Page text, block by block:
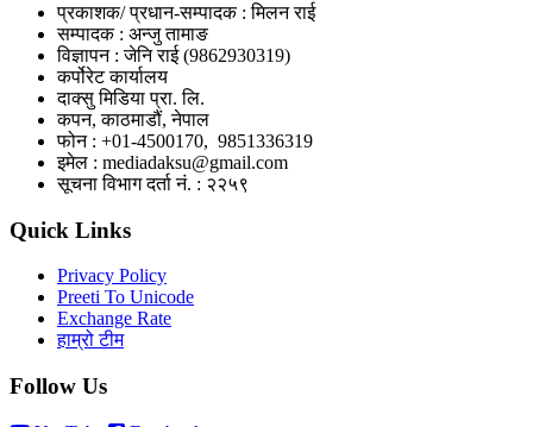
प्रकाशक/ प्रधान-सम्पादक : मिलन राई
सम्पादक : अन्जु तामाङ
विज्ञापन : जेनि राई (9862930319)
कर्पोरेट कार्यालय
दाक्सु मिडिया प्रा. लि.
कपन, काठमाडौं, नेपाल
फोन : +01-4500170, 9851336319
इमेल : mediadaksu@gmail.com
सूचना विभाग दर्ता नं. : २२५९
Quick Links
Privacy Policy
Preeti To Unicode
Exchange Rate
हाम्रो टीम
Follow Us